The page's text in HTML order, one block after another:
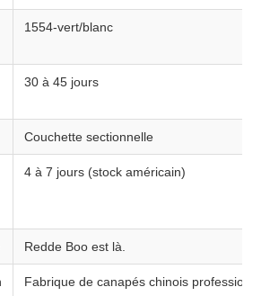
1554-vert/blanc
30 à 45 jours
Couchette sectionnelle
4 à 7 jours (stock américain)
Redde Boo est là.
Fabrique de canapés chinois